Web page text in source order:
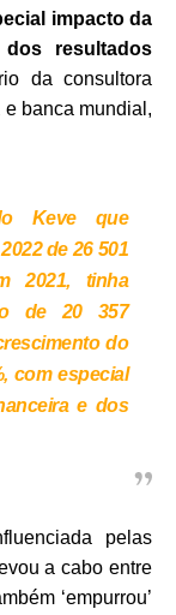
impacto da
resultados
da consultora
e banca mundial,
Keve que
de 26 501
2021, tinha
de 20 357
do
com especial
e dos
pelas
a cabo entre
‘empurrou’